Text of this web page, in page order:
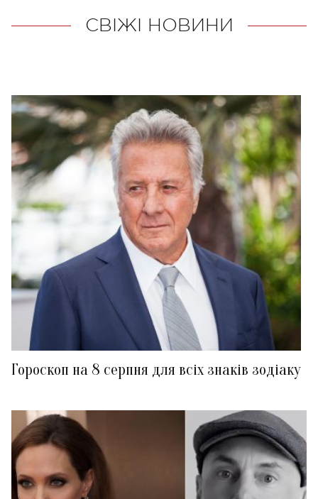
СВІЖІ НОВИНИ
Гороскоп на 8 серпня для всіх знаків зодіаку